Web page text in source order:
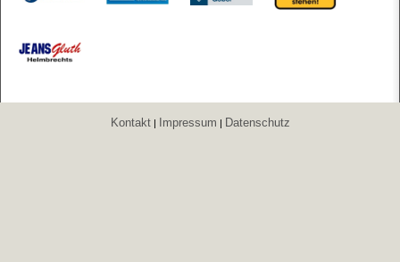
Kontakt| Impressum Datenschutz